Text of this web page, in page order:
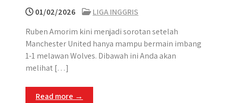
01/02/2026
LIGA INGGRIS
Ruben Amorim kini menjadi sorotan setelah
Manchester United hanya mampu bermain imbang
1-1 melawan Wolves. Dibawah ini Anda akan
melihat […]
Read more →